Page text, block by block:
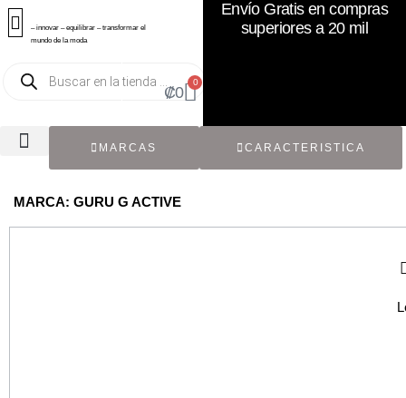
– innovar – equilibrar – transformar el
mundo de la moda
₡0
0
Envío Gratis en compras
superiores a 20 mil
MARCAS CARACTERISTICA
MARCA: GURU G ACTIVE